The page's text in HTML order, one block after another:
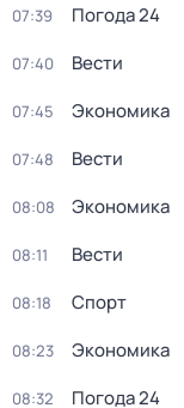
07:39 Погода 24
07:40 Вести
07:45 Экономика
07:48 Вести
08:08 Экономика
08:11 Вести
08:18 Спорт
08:23 Экономика
08:32 Погода 24